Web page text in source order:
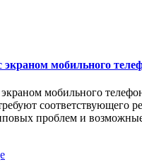
мобильного
мобильного
соответствующего
проблем и